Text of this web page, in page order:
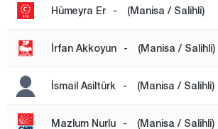
TURGUTLU
YUNUSEMRE
Mersin
Muğla
Hümeyra Er - (Manisa / Salihli)
İrfan Akkoyun - (Manisa / Salihli)
İsmail Asiltürk - (Manisa / Salihli)
Mazlum Nurlu - (Manisa / Salihli)